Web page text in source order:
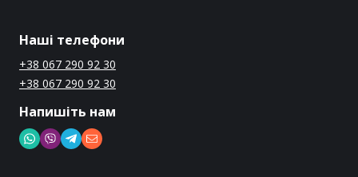
Наші телефони
+38 067 290 92 30
+38 067 290 92 30
Напишіть нам